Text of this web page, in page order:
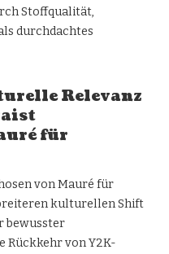
Stoffqualität,
durchdachtes
Relevanz
für
von Mauré für
kulturellen Shift
bewusster
Rückkehr von Y2K-